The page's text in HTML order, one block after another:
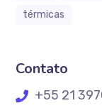
térmicas
Contato
+55 21